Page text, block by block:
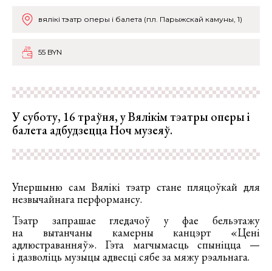
вялікі тэатр оперы і балета (пл. Парыжскай камуны, 1)
55 BYN
У суботу, 16 траўня, у Вялікім тэатры оперы і
балета адбудзецца Ноч музеяў.
Упершыню сам Вялікі тэатр стане пляцоўкай для
незвычайнага перформансу.
Тэатр запрашае гледачоў у фае бельэтажу
на вытанчаны камерны канцэрт «Цені
адлюстраванняў». Гэта магчымасць спыніцца —
і дазволіць музыцы адвесці сябе за мяжу рэальнага.